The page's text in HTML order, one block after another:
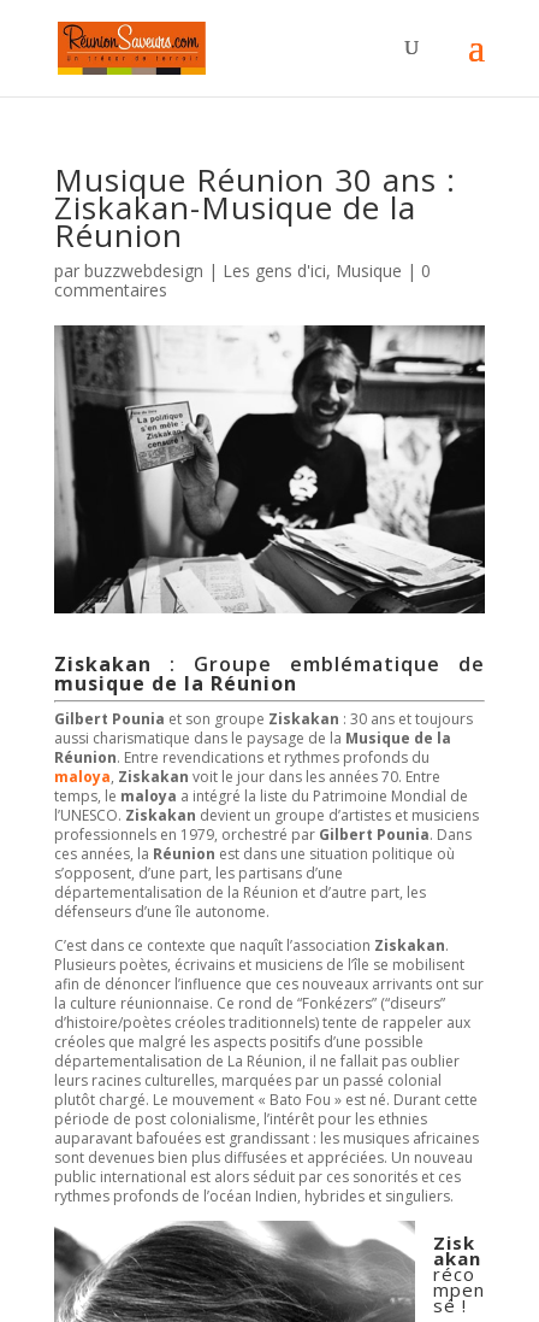
Musique Réunion 30 ans :
Ziskakan-Musique de la
Réunion
par buzzwebdesign | Les gens d'ici, Musique | 0
commentaires
Ziskakan : Groupe emblématique de
musique de la Réunion
Gilbert Pounia et son groupe Ziskakan : 30 ans et toujours
aussi charismatique dans le paysage de la Musique de la
Réunion. Entre revendications et rythmes profonds du
maloya, Ziskakan voit le jour dans les années 70. Entre
temps, le maloya a intégré la liste du Patrimoine Mondial de
l’UNESCO. Ziskakan devient un groupe d’artistes et musiciens
professionnels en 1979, orchestré par Gilbert Pounia. Dans
ces années, la Réunion est dans une situation politique où
s’opposent, d’une part, les partisans d’une
départementalisation de la Réunion et d’autre part, les
défenseurs d’une île autonome.
C’est dans ce contexte que naquît l’association Ziskakan.
Plusieurs poètes, écrivains et musiciens de l’île se mobilisent
afin de dénoncer l’influence que ces nouveaux arrivants ont sur
la culture réunionnaise. Ce rond de “Fonkézers” (“diseurs”
d’histoire/poètes créoles traditionnels) tente de rappeler aux
créoles que malgré les aspects positifs d’une possible
départementalisation de La Réunion, il ne fallait pas oublier
leurs racines culturelles, marquées par un passé colonial
plutôt chargé. Le mouvement « Bato Fou » est né. Durant cette
période de post colonialisme, l’intérêt pour les ethnies
auparavant bafouées est grandissant : les musiques africaines
sont devenues bien plus diffusées et appréciées. Un nouveau
public international est alors séduit par ces sonorités et ces
rythmes profonds de l’océan Indien, hybrides et singuliers.
Zisk
akan
réco
mpen
sé !